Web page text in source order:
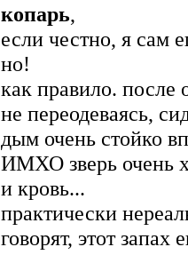
копарь,
если честно, я сам
но!
как правило. после
не переодеваясь,
дым очень стойко
ИМХО зверь очень
и кровь...
практически
говорят, этот запах